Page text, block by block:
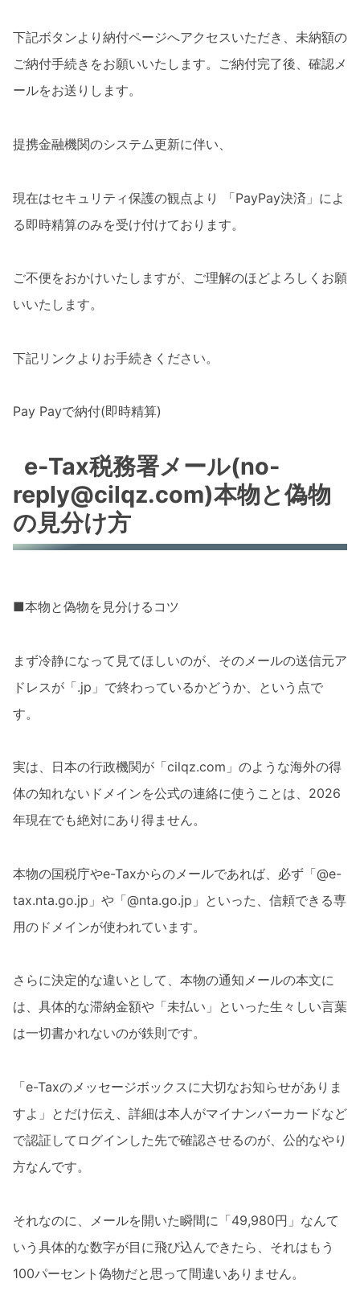
下記ボタンより納付ページへアクセスいただき、未納額の
ご納付手続きをお願いいたします。ご納付完了後、確認メ
ールをお送りします。
提携金融機関のシステム更新に伴い、
現在はセキュリティ保護の観点より 「PayPay決済」によ
る即時精算のみを受け付けております。
ご不便をおかけいたしますが、ご理解のほどよろしくお願
いいたします。
下記リンクよりお手続きください。
Pay Payで納付(即時精算)
e-Tax税務署メール(no-
reply@cilqz.com)本物と偽物
の見分け方
■本物と偽物を見分けるコツ
まず冷静になって見てほしいのが、そのメールの送信元ア
ドレスが「.jp」で終わっているかどうか、という点で
す。
実は、日本の行政機関が「cilqz.com」のような海外の得
体の知れないドメインを公式の連絡に使うことは、2026
年現在でも絶対にあり得ません。
本物の国税庁やe-Taxからのメールであれば、必ず「@e-
tax.nta.go.jp」や「@nta.go.jp」といった、信頼できる専
用のドメインが使われています。
さらに決定的な違いとして、本物の通知メールの本文に
は、具体的な滞納金額や「未払い」といった生々しい言葉
は一切書かれないのが鉄則です。
「e-Taxのメッセージボックスに大切なお知らせがありま
すよ」とだけ伝え、詳細は本人がマイナンバーカードなど
で認証してログインした先で確認させるのが、公的なやり
方なんです。
それなのに、メールを開いた瞬間に「49,980円」なんて
いう具体的な数字が目に飛び込んできたら、それはもう
100パーセント偽物だと思って間違いありません。